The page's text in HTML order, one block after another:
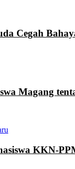
Cegah
Magang
KKN-